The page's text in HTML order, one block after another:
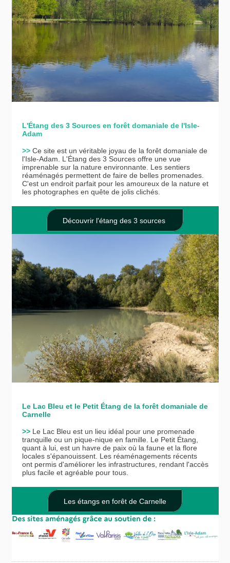
L'Étang des 3 Sources en forêt domaniale de l'Isle-
Adam
>> Ce site est un véritable joyau de la forêt domaniale de
l'Isle-Adam. L'Étang des 3 Sources offre une vue
imprenable sur la nature environnante. Les sentiers
réaménagés permettent de faire de belles promenades.
C'est un endroit parfait pour les amoureux de la nature et
les photographes en quête de jolis clichés.
Découvrir l'étang des 3 sources
Le Lac Bleu et le Petit Étang de la forêt domaniale de
Carnelle
>>Le Lac Bleu est un lieu idéal pour une promenade
tranquille ou un pique-nique en famille. Le Petit Étang,
quant à lui, est un havre de paix où la faune et la flore
locales s'épanouissent. Les réaménagements récents
ont permis d'améliorer les infrastructures, rendant l'accès
plus facile et agréable pour tous.
Les étangs en forêt de Carnelle